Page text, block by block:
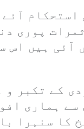
پوری
آئی ہیں اس
کے تکبر و
ہماری
کا سنہرا